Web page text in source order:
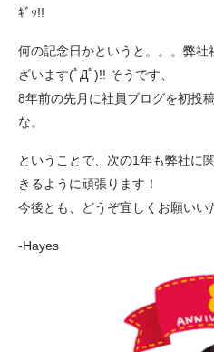
ｷﾞｯ!!
何の記念日かというと。。。弊
ざいます(ﾟДﾟ)!! そうです、
8年前の先月に社員ブログを初投
な。
ということで、次の1年も弊社に
きるように頑張ります！
今後とも、どうぞ宜しくお願い
-Hayes